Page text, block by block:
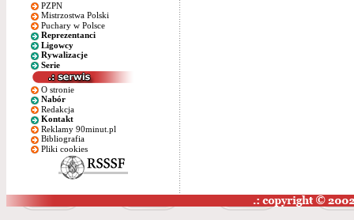
PZPN
Mistrzostwa Polski
Puchary w Polsce
Reprezentanci
Ligowcy
Rywalizacje
Serie
O stronie
Nabór
Redakcja
Kontakt
Reklamy 90minut.pl
Bibliografia
Pliki cookies